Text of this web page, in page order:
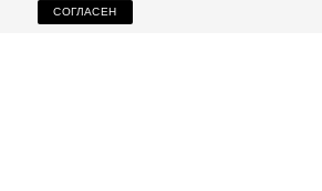
2026
СОГЛАСЕН